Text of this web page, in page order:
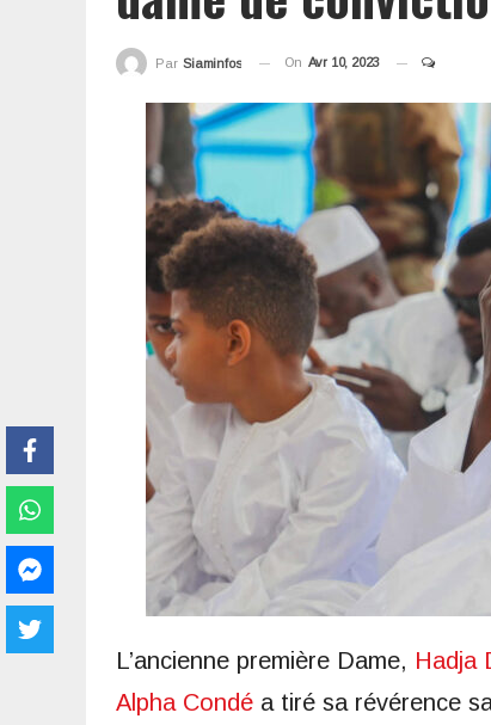
Par Siaminfos On Avr 10, 2023
L’ancienne première Dame, Hadja
Alpha Condé a tiré sa révérence